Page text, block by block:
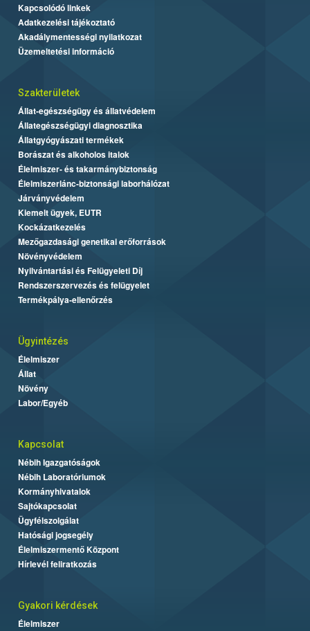
Kapcsolódó linkek
Adatkezelési tájékoztató
Akadálymentességi nyilatkozat
Üzemeltetési információ
Szakterületek
Állat-egészségügy és állatvédelem
Állategészségügyi diagnosztika
Állatgyógyászati termékek
Borászat és alkoholos italok
Élelmiszer- és takarmánybiztonság
Élelmiszerlánc-biztonsági laborhálózat
Járványvédelem
Kiemelt ügyek, EUTR
Kockázatkezelés
Mezőgazdasági genetikai erőforrások
Növényvédelem
Nyilvántartási és Felügyeleti Díj
Rendszerszervezés és felügyelet
Termékpálya-ellenőrzés
Ügyintézés
Élelmiszer
Állat
Növény
Labor/Egyéb
Kapcsolat
Nébih Igazgatóságok
Nébih Laboratóriumok
Kormányhivatalok
Sajtókapcsolat
Ügyfélszolgálat
Hatósági jogsegély
Élelmiszermentő Központ
Hírlevél feliratkozás
Gyakori kérdések
Élelmiszer